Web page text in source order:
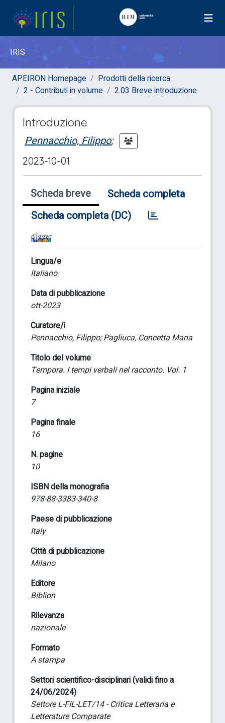
IRIS
APEIRON Homepage
Prodotti della ricerca
2 - Contributi in volume
2.03 Breve introduzione
Introduzione
Pennacchio, Filippo;
2023-10-01
Scheda breve
Scheda completa
Scheda completa (DC)
Lingua/e
Italiano
Data di pubblicazione
ott-2023
Curatore/i
Pennacchio, Filippo; Pagliuca, Concetta Maria
Titolo del volume
Tempora. I tempi verbali nel racconto. Vol. 1
Pagina iniziale
7
Pagina finale
16
N. pagine
10
ISBN della monografia
978-88-3383-340-8
Paese di pubblicazione
Italy
Città di pubblicazione
Milano
Editore
Biblion
Rilevanza
nazionale
Formato
A stampa
Settori scientifico-disciplinari (validi fino a
24/06/2024)
Settore L-FIL-LET/14 - Critica Letteraria e
Letterature Comparate